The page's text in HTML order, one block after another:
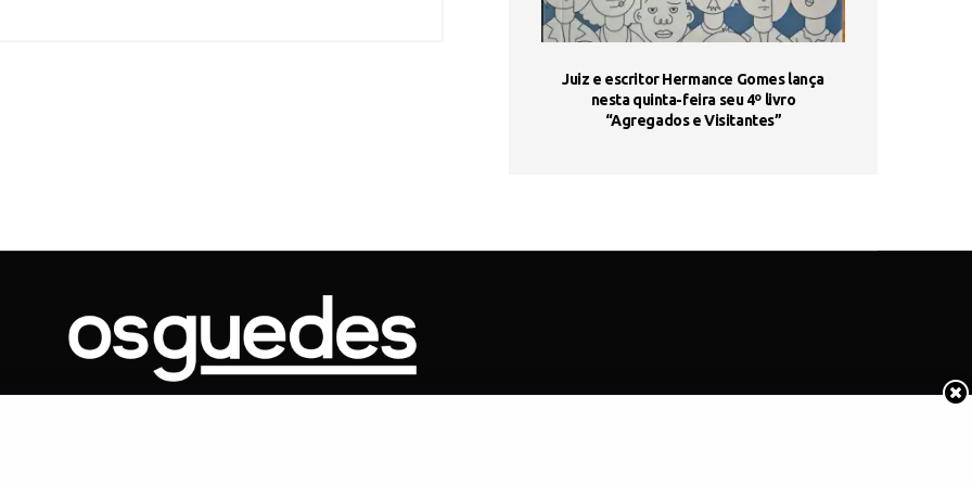
Juiz e escritor Hermance Gomes lança
nesta quinta-feira seu 4º livro
“Agregados e Visitantes”